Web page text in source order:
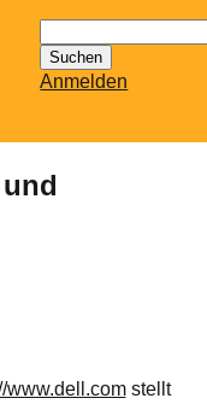
nach:
Anmelden
www.dell.comstellt